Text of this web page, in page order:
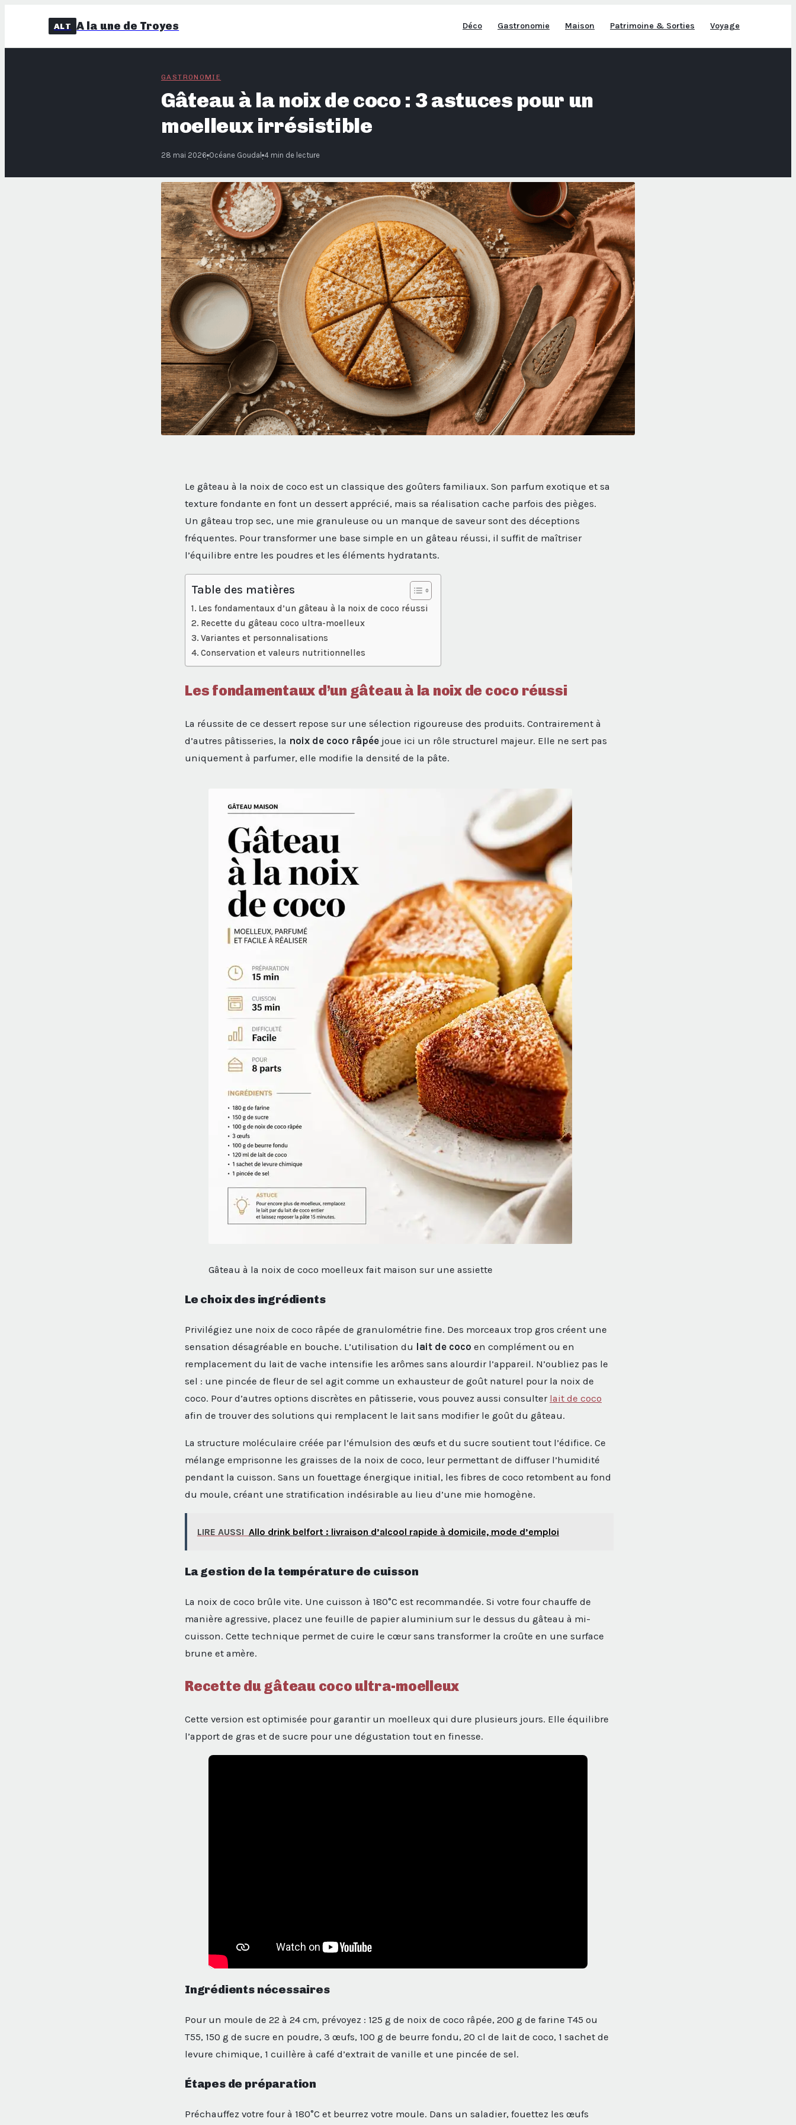
ALT A la une de Troyes Déco Gastronomie Maison Patrimoine & Sorties Voyage
GASTRONOMIE
Gâteau à la noix de coco : 3 astuces pour un
moelleux irrésistible
28 mai 2026· Océane Goudal · 4 min de lecture
Le gâteau à la noix de coco est un classique des goûters familiaux. Son parfum exotique et sa
texture fondante en font un dessert apprécié, mais sa réalisation cache parfois des pièges.
Un gâteau trop sec, une mie granuleuse ou un manque de saveur sont des déceptions
fréquentes. Pour transformer une base simple en un gâteau réussi, il suffit de maîtriser
l’équilibre entre les poudres et les éléments hydratants.
Table des matières
Les fondamentaux d’un gâteau à la noix de coco réussi
Recette du gâteau coco ultra-moelleux
Variantes et personnalisations
Conservation et valeurs nutritionnelles
Les fondamentaux d’un gâteau à la noix de coco réussi
La réussite de ce dessert repose sur une sélection rigoureuse des produits. Contrairement à
d’autres pâtisseries, la noix de coco râpée joue ici un rôle structurel majeur. Elle ne sert pas
uniquement à parfumer, elle modifie la densité de la pâte.
Gâteau à la noix de coco moelleux fait maison sur une assiette
Le choix des ingrédients
Privilégiez une noix de coco râpée de granulométrie fine. Des morceaux trop gros créent une
sensation désagréable en bouche. L’utilisation du
lait de coco en complément ou en
remplacement du lait de vache intensifie les arômes sans alourdir l’appareil. N’oubliez pas le
sel : une pincée de fleur de sel agit comme un exhausteur de goût naturel pour la noix de
coco. Pour d’autres options discrètes en pâtisserie, vous pouvez aussi consulter lait de coco
afin de trouver des solutions qui remplacent le lait sans modifier le goût du gâteau.
La structure moléculaire créée par l’émulsion des œufs et du sucre soutient tout l’édifice. Ce
mélange emprisonne les graisses de la noix de coco, leur permettant de diffuser l’humidité
pendant la cuisson. Sans un fouettage énergique initial, les fibres de coco retombent au fond
du moule, créant une stratification indésirable au lieu d’une mie homogène.
LIRE AUSSI Allo drink belfort : livraison d’alcool rapide à domicile, mode d’emploi
La gestion de la température de cuisson
La noix de coco brûle vite. Une cuisson à 180°C est recommandée. Si votre four chauffe de
manière agressive, placez une feuille de papier aluminium sur le dessus du gâteau à mi-
cuisson. Cette technique permet de cuire le cœur sans transformer la croûte en une surface
brune et amère.
Recette du gâteau coco ultra-moelleux
Cette version est optimisée pour garantir un moelleux qui dure plusieurs jours. Elle équilibre
l’apport de gras et de sucre pour une dégustation tout en finesse.
Ingrédients nécessaires
Pour un moule de 22 à 24 cm, prévoyez : 125 g de noix de coco râpée, 200 g de farine T45 ou
T55, 150 g de sucre en poudre, 3 œufs, 100 g de beurre fondu, 20 cl de lait de coco, 1 sachet de
levure chimique, 1 cuillère à café d’extrait de vanille et une pincée de sel.
Étapes de préparation
Préchauffez votre four à 180°C et beurrez votre moule. Dans un saladier, fouettez les œufs